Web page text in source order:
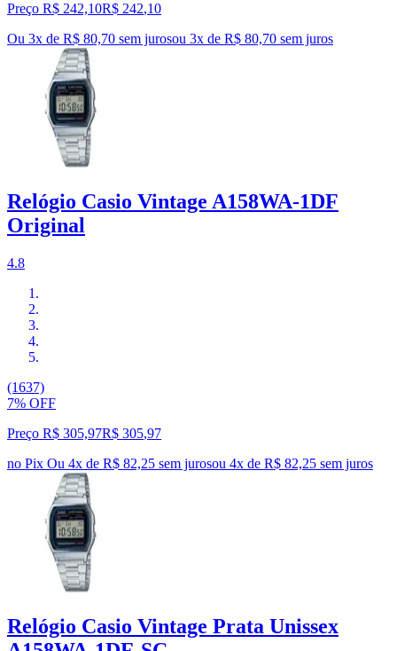
Preço R$ 242,10R$ 242,10
Ou 3x de R$ 80,70 sem jurosou 3x de R$ 80,70 sem juros
Relógio Casio Vintage A158WA-1DF
Original
4.8
(1637)
7% OFF
Preço R$ 305,97R$ 305,97
no Pix Ou 4x de R$ 82,25 sem jurosou 4x de R$ 82,25 sem juros
Relógio Casio Vintage Prata Unissex